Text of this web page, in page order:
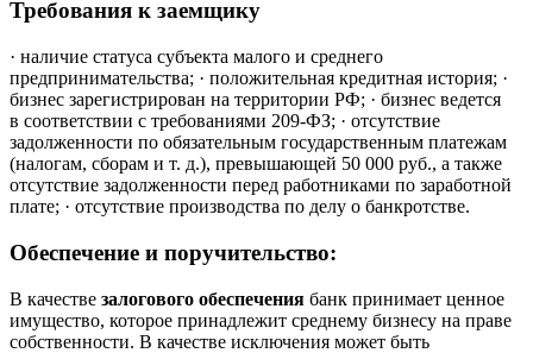
Требования к заемщику
· наличие статуса субъекта малого и среднего
предпринимательства; · положительная кредитная история; ·
бизнес зарегистрирован на территории РФ; · бизнес ведется
в соответствии с требованиями 209-ФЗ; · отсутствие
задолженности по обязательным государственным платежам
(налогам, сборам и т. д.), превышающей 50 000 руб., а также
отсутствие задолженности перед работниками по заработной
плате; · отсутствие производства по делу о банкротстве.
Обеспечение и поручительство:
В качестве залогового обеспечения банк принимает ценное
имущество, которое принадлежит среднему бизнесу на праве
собственности. В качестве исключения может быть